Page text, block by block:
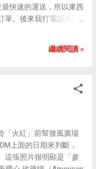
快速的運送，所以東西
。後來我打電話去問
心來，就立刻又訂購了
快速的運送方式，然後
都已經安排運送了，所
退還你其中一張訂單
美元 與 69.44美元，
美元。 這樣一來，
便宜， 甚至比選擇較慢
事件，我深刻體認到
繼續閱讀 »
「火紅」前幫微風廣場
上面的日期來判斷，
這張照片很明顯是「參